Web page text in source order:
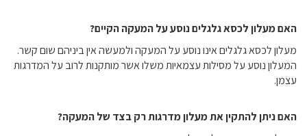
האם מעלון לכסא גלגלים נוסע על המעקה הקיים?
מעלון לכסא גלגלים אינו נוסע על המעקה ולמעשה אין ביניהם שום קשר.
המעלון נוסע על מסילות עצמאיות משלו אשר מותקנות לרוב על המדרגות
עצמן.
האם ניתן להתקין את מעלון מדרגות רק בצד של המעקה?